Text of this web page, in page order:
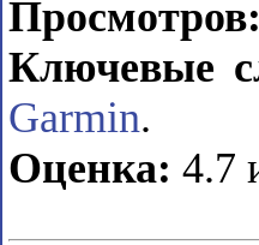
Ключевые
Garmin.
Оценка: 4.7